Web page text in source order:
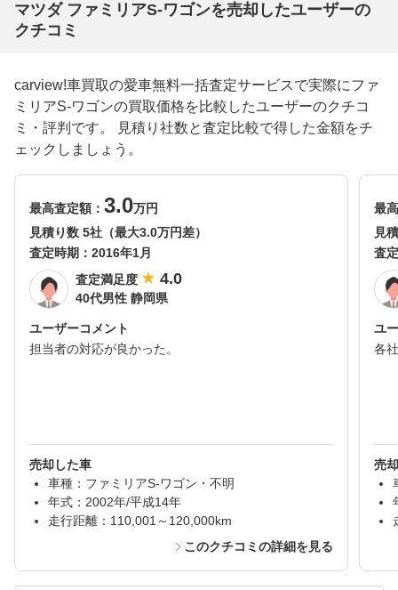
マツダ ファミリアS-ワゴンを売却したユーザーの
クチコミ
carview!車買取の愛車無料一括査定サービスで実際にファ
ミリアS-ワゴンの買取価格を比較したユーザーのクチコ
ミ・評判です。 見積り社数と査定比較で得した金額をチ
ェックしましょう。
最高査定額： 3.0万円
見積り数 5社（最大3.0万円差）
査定時期： 2016年1月
査定満足度
4.0
40代男性 静岡県
ユーザーコメント
担当者の対応が良かった。
売却した車
車種：ファミリアS-ワゴン・不明
年式：2002年/平成14年
走行距離：110,001～120,000km
このクチコミの詳細を見る
最
見
査
ユ
各
売